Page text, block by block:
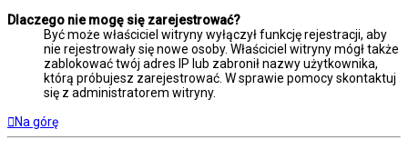
Dlaczego nie mogę się zarejestrować?
Być może właściciel witryny wyłączył funkcję rejestracji, aby
nie rejestrowały się nowe osoby. Właściciel witryny mógł także
zablokować twój adres IP lub zabronił nazwy użytkownika,
którą próbujesz zarejestrować. W sprawie pomocy skontaktuj
się z administratorem witryny.
Na górę